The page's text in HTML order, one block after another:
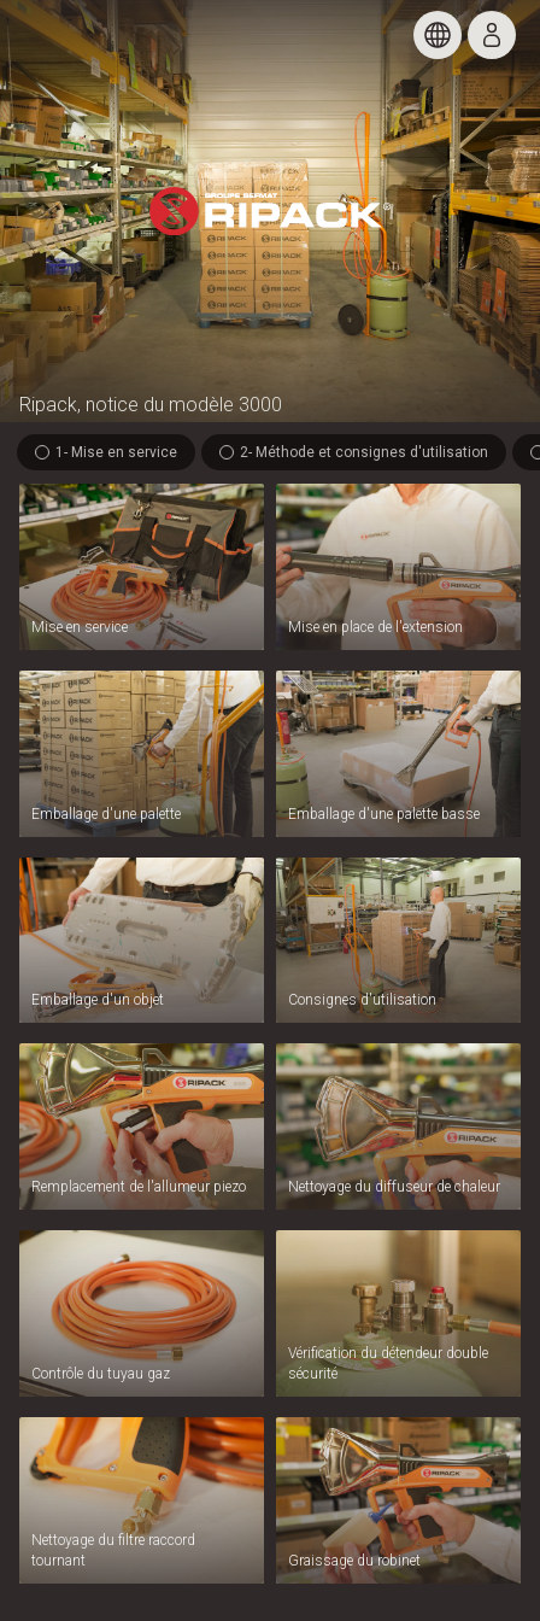
Ripack, notice du modèle 3000
1- Mise en service 2- Méthode et consignes d'utilisation
Mise en service Mise en place de l'extension
Emballage d'une palette Emballage d'une palette basse
Emballage d'un objet Consignes d'utilisation
Remplacement de l'allumeur piezo Nettoyage du diffuseur de chaleur
Contrôle du tuyau gaz
Vérification du détendeur double
sécurité
Nettoyage du filtre raccord
tournant
Graissage du robinet